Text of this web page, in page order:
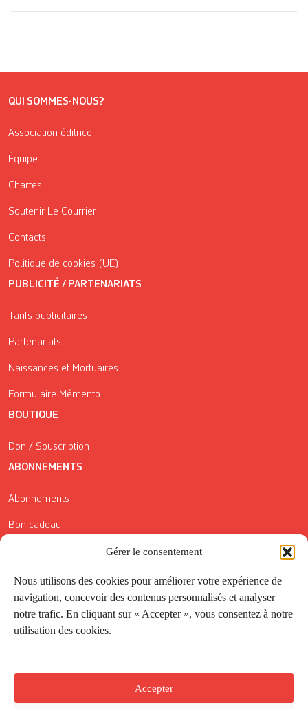
Gérer le consentement
Nous utilisons des cookies pour améliorer votre expérience de
navigation, concevoir des contenus personnalisés et analyser
notre trafic. En cliquant sur « Accepter », vous consentez à notre
utilisation des cookies.
Accepter
QUI SOMMES-NOUS?
Association éditrice
Équipe
Chartes
Soutenir Le Courrier
Contacts
Politique de cookies (UE)
PUBLICITÉ / PARTENARIATS
Tarifs publicitaires
Partenariats
Naissances et Mortuaires
Formulaire Mémento
BOUTIQUE
Don / Souscription
ABONNEMENTS
Abonnements
Bon cadeau
Conditions générales de vente
Réductions de la Carte Côté Courrier
Application